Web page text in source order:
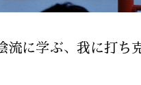
流に学ぶ、我に打ち